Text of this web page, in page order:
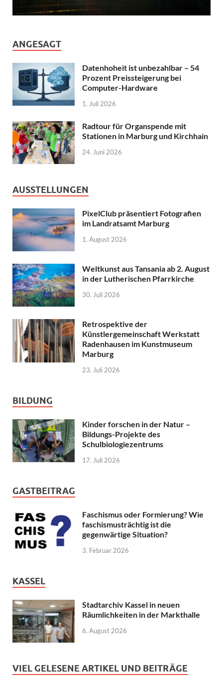
ANGESAGT
Datenhoheit ist unbezahlbar – 54
Prozent Preissteigerung bei
Computer-Hardware
1. Juli 2026
Radtour für Organspende mit
Stationen in Marburg und Kirchhain
24. Juni 2026
AUSSTELLUNGEN
PixelClub präsentiert Fotografien
im Landratsamt Marburg
1. August 2026
Weltkunst aus Tansania ab 2. August
in der Lutherischen Pfarrkirche
30. Juli 2026
Retrospektive der
Künstlergemeinschaft Werkstatt
Radenhausen im Kunstmuseum
Marburg
23. Juli 2026
BILDUNG
Kinder forschen in der Natur –
Bildungs-Projekte des
Schulbiologiezentrums
17. Juli 2026
GASTBEITRAG
Faschismus oder Formierung? Wie
faschismusträchtig ist die
gegenwärtige Situation?
3. Februar 2026
KASSEL
Stadtarchiv Kassel in neuen
Räumlichkeiten in der Markthalle
6. August 2026
VIEL GELESENE ARTIKEL UND BEITRÄGE